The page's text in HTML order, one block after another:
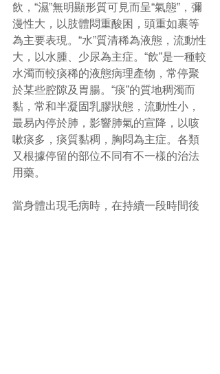
飲，“濕”無明顯形質可見而呈“氣態”，彌
漫性大，以肢體悶重酸困，頭重如裹等
為主要表現。“水”質清稀為液態，流動性
大，以水腫、少尿為主症。“飲”是一種較
水濁而較痰稀的液態病理產物，常停聚
於某些腔隙及胃腸。“痰”的質地稠濁而
黏，常和半凝固乳膠狀態，流動性小，
最易內停於肺，影響肺氣的宣降，以咳
嗽痰多，痰質黏稠，胸悶為主症。各類
又根據停留的部位不同有不一樣的治法
用藥。
當身體出現毛病時，在持續一段時間後